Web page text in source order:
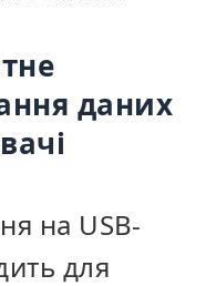
даних
на USB-
для